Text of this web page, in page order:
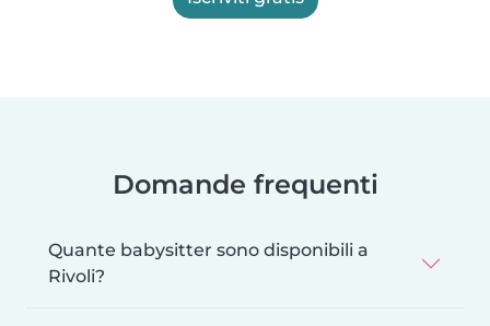
Domande frequenti
Quante babysitter sono disponibili a
Rivoli?